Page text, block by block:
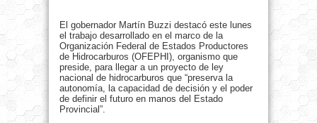
El gobernador Martín Buzzi destacó este lunes
el trabajo desarrollado en el marco de la
Organización Federal de Estados Productores
de Hidrocarburos (OFEPHI), organismo que
preside, para llegar a un proyecto de ley
nacional de hidrocarburos que “preserva la
autonomía, la capacidad de decisión y el poder
de definir el futuro en manos del Estado
Provincial”.